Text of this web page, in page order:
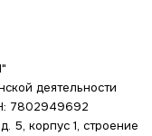
деятельности
7802949692
5, корпус 1, строение